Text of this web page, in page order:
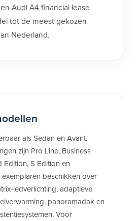
Audi A4 financial lease
tot de meest gekozen
Nederland.
als Sedan en Avant.
zijn Pro Line, Business
Edition, S Edition en
beschikken over
ledverlichting, adaptieve
panoramadak en
Voor